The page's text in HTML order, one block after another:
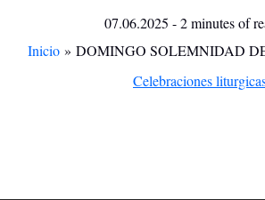
07.06.2025 -2 minutes of
Inicio
DOMINGO SOLEMNIDAD
Celebraciones